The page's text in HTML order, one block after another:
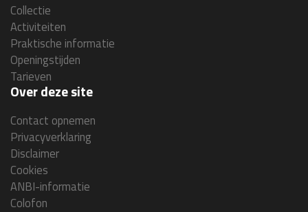
Collectie
Activiteiten
Praktische informatie
Openingstijden
Tarieven
Over deze site
Contact opnemen
Privacyverklaring
Disclaimer
Cookies
ANBI-informatie
Colofon